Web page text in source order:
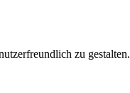
zu gestalten.